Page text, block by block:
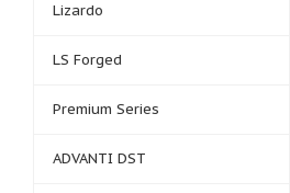
Lizardo
LS Forged
Premium Series
ADVANTI DST